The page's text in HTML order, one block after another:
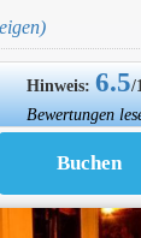
Hinweis:6.5/
Bewertungen